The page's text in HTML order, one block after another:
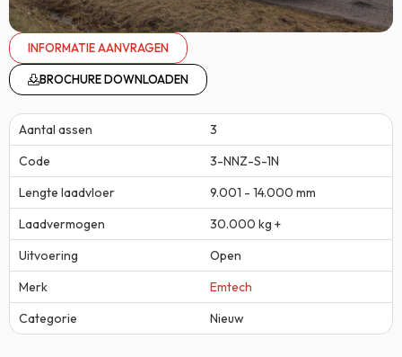
INFORMATIE AANVRAGEN
BROCHURE DOWNLOADEN
Aantal assen
3
Code
3-NNZ-S-1N
Lengte laadvloer
9.001 - 14.000 mm
Laadvermogen
30.000 kg +
Uitvoering
Open
Merk
Emtech
Categorie
Nieuw